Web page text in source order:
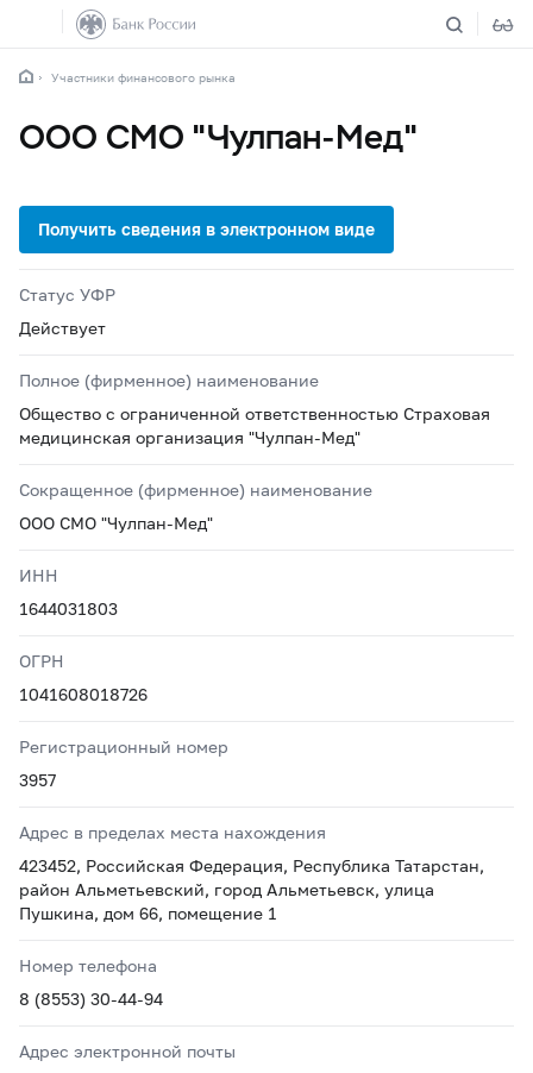
Участники финансового рынка
ООО СМО "Чулпан-Мед"
Статус УФР
Действует
Полное (фирменное) наименование
Общество с ограниченной ответственностью Страховая
медицинская организация "Чулпан-Мед"
Сокращенное (фирменное) наименование
ООО СМО "Чулпан-Мед"
ИНН
1644031803
ОГРН
1041608018726
Регистрационный номер
3957
Адрес в пределах места нахождения
423452, Российская Федерация, Республика Татарстан,
район Альметьевский, город Альметьевск, улица
Пушкина, дом 66, помещение 1
Номер телефона
8 (8553) 30-44-94
Адрес электронной почты